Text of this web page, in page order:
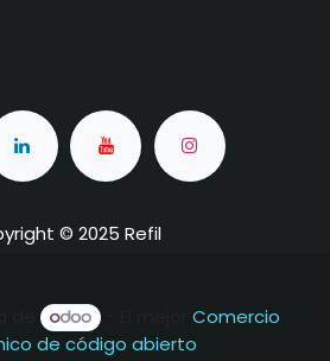
© 2025 Refil
- El mejorComercio
de código abierto